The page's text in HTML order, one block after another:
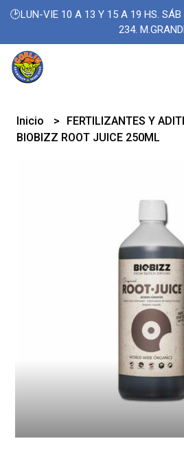
🕑LUN-VIE 10 A 13 Y 15 A 19 HS.
234.
Inicio
FERTILIZANTES Y
BIOBIZZ ROOT JUICE 250ML